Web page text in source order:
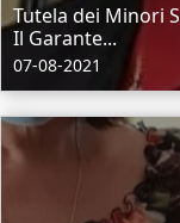
Tutela dei Minori
Il Garante...
07-08-2021